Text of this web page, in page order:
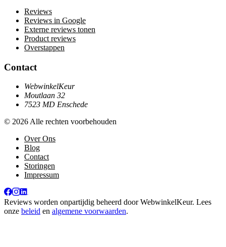
Reviews
Reviews in Google
Externe reviews tonen
Product reviews
Overstappen
Contact
WebwinkelKeur
Moutlaan 32
7523 MD Enschede
© 2026 Alle rechten voorbehouden
Over Ons
Blog
Contact
Storingen
Impressum
Reviews worden onpartijdig beheerd doorWebwinkelKeur. Lees
onze beleid en algemene voorwaarden.